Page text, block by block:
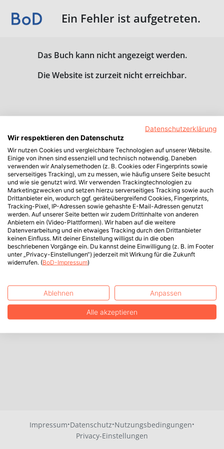
Ein Fehler ist aufgetreten.
Das Buch kann nicht angezeigt werden.
Die Website ist zurzeit nicht erreichbar.
Impressum·Datenschutz·Nutzungsbedingungen·
Privacy-Einstellungen
Datenschutzerklärung
Wir respektieren den Datenschutz
Wir nutzen Cookies und vergleichbare Technologien auf unserer Website.
Einige von ihnen sind essenziell und technisch notwendig. Daneben
verwenden wir Analysemethoden (z. B. Cookies oder Fingerprints sowie
serverseitiges Tracking), um zu messen, wie häufig unsere Seite besucht
und wie sie genutzt wird. Wir verwenden Trackingtechnologien zu
Marketingzwecken und setzen hierzu serverseitiges Tracking sowie auch
Drittanbieter ein, wodurch ggf. geräteübergreifend Cookies, Fingerprints,
Tracking-Pixel, IP-Adressen sowie gehashte E-Mail-Adressen genutzt
werden. Auf unserer Seite betten wir zudem Drittinhalte von anderen
Anbietern ein (Video-Plattformen). Wir haben auf die weitere
Datenverarbeitung und ein etwaiges Tracking durch den Drittanbieter
keinen Einfluss. Mit deiner Einstellung willigst du in die oben
beschriebenen Vorgänge ein. Du kannst deine Einwilligung (z. B. im Footer
unter „Privacy-Einstellungen“) jederzeit mit Wirkung für die Zukunft
widerrufen. (BoD-Impressum)
Ablehnen Anpassen
Alle akzeptieren